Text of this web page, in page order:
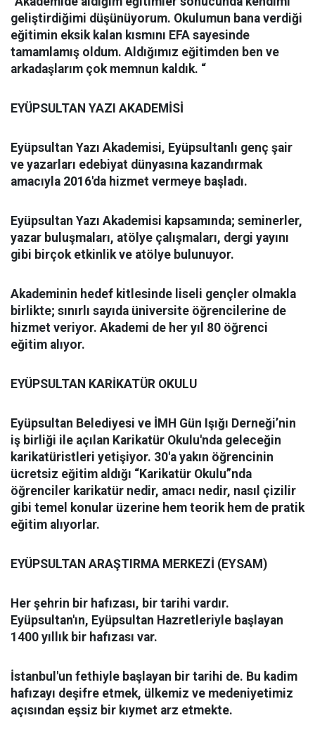
geliştirdiğimi düşünüyorum. Okulumun bana verdiği
eğitimin eksik kalan kısmını EFA sayesinde
tamamlamış oldum. Aldığımız eğitimden ben ve
arkadaşlarım çok memnun kaldık. “
EYÜPSULTAN YAZI AKADEMİSİ
Eyüpsultan Yazı Akademisi, Eyüpsultanlı genç şair
ve yazarları edebiyat dünyasına kazandırmak
amacıyla 2016'da hizmet vermeye başladı.
Eyüpsultan Yazı Akademisi kapsamında; seminerler,
yazar buluşmaları, atölye çalışmaları, dergi yayını
gibi birçok etkinlik ve atölye bulunuyor.
Akademinin hedef kitlesinde liseli gençler olmakla
birlikte; sınırlı sayıda üniversite öğrencilerine de
hizmet veriyor. Akademi de her yıl 80 öğrenci
eğitim alıyor.
EYÜPSULTAN KARİKATÜR OKULU
Eyüpsultan Belediyesi ve İMH Gün Işığı Derneği’nin
iş birliği ile açılan Karikatür Okulu'nda geleceğin
karikatüristleri yetişiyor. 30'a yakın öğrencinin
ücretsiz eğitim aldığı “Karikatür Okulu”nda
öğrenciler karikatür nedir, amacı nedir, nasıl çizilir
gibi temel konular üzerine hem teorik hem de pratik
eğitim alıyorlar.
EYÜPSULTAN ARAŞTIRMA MERKEZİ (EYSAM)
Her şehrin bir hafızası, bir tarihi vardır.
Eyüpsultan'ın, Eyüpsultan Hazretleriyle başlayan
1400 yıllık bir hafızası var.
İstanbul'un fethiyle başlayan bir tarihi de. Bu kadim
hafızayı deşifre etmek, ülkemiz ve medeniyetimiz
açısından eşsiz bir kıymet arz etmekte.